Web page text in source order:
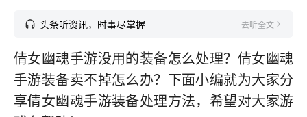
头条听资讯，时事尽掌握 去听全文
倩女幽魂手游没用的装备怎么处理？倩女幽魂
手游装备卖不掉怎么办？下面小编就为大家分
享倩女幽魂手游装备处理方法，希望对大家游